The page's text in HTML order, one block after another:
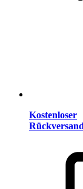
Kostenloser
Rückversand